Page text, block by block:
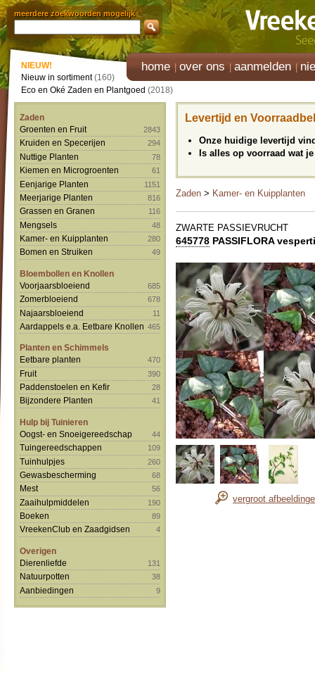
meerdere zoekwoorden mogelijk
home over ons aanmelden
NIEUW!
Nieuw in sortiment(160)
Eco en Oké Zaden en Plantgoed (2018)
Zaden
Groenten en Fruit
2843
Kruiden en Specerijen 294
Nuttige Planten 78
Kiemen en Microgroenten 61
Eenjarige Planten 1151
Meerjarige Planten 816
Grassen en Granen 116
Mengsels 48
Kamer- en Kuipplanten 280
Bomen en Struiken 49
Bloembollen en Knollen
Voorjaarsbloeiend
685
Zomerbloeiend 678
Najaarsbloeiend 11
Aardappels e.a. Eetbare Knollen 465
Planten en Schimmels
Eetbare planten
470
Fruit 390
Paddenstoelen en Kefir 28
Bijzondere Planten 41
Hulp bij Tuinieren
Oogst- en Snoeigereedschap
44
Tuingereedschappen 109
Tuinhulpjes 260
Gewasbescherming 68
Mest 56
Zaaihulpmiddelen 190
Boeken 89
VreekenClub en Zaadgidsen 4
Overigen
Dierenliefde
131
Natuurpotten 38
Aanbiedingen 9
Levertijd en
Onze huidige levertijd
Is alles op voorraad wat
Zaden > Kamer- en Kuipplanten
ZWARTE PASSIEVRUCHT
645778 PASSIFLORA
vergroot